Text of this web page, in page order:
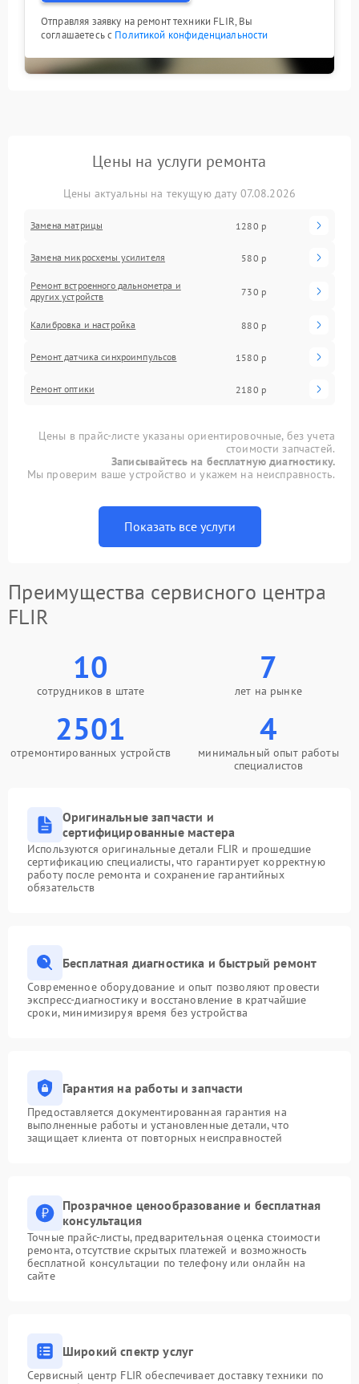
Отправляя заявку на ремонт техники FLIR, Вы
соглашаетесь с Политикой конфиденциальности
Цены на услуги ремонта
Цены актуальны на текущую дату 07.08.2026
Замена матрицы 1280 р
Замена микросхемы усилителя 580 р
Ремонт встроенного дальнометра и
других устройств
730 р
Калибровка и настройка 880 р
Ремонт датчика синхроимпульсов 1580 р
Ремонт оптики 2180 р
Цены в прайс-листе указаны ориентировочные, без учета
стоимости запчастей.
Записывайтесь на бесплатную диагностику.
Мы проверим ваше устройство и укажем на неисправность.
Показать все услуги
Преимущества сервисного центра
FLIR
10
сотрудников в штате
7
лет на рынке
2501
отремонтированных устройств
4
минимальный опыт работы
специалистов
Оригинальные запчасти и
сертифицированные мастера
Используются оригинальные детали FLIR и прошедшие
сертификацию специалисты, что гарантирует корректную
работу после ремонта и сохранение гарантийных
обязательств
Бесплатная диагностика и быстрый ремонт
Современное оборудование и опыт позволяют провести
экспресс-диагностику и восстановление в кратчайшие
сроки, минимизируя время без устройства
Гарантия на работы и запчасти
Предоставляется документированная гарантия на
выполненные работы и установленные детали, что
защищает клиента от повторных неисправностей
Прозрачное ценообразование и бесплатная
консультация
Точные прайс-листы, предварительная оценка стоимости
ремонта, отсутствие скрытых платежей и возможность
бесплатной консультации по телефону или онлайн на
сайте
Широкий спектр услуг
Сервисный центр FLIR обеспечивает доставку техники по